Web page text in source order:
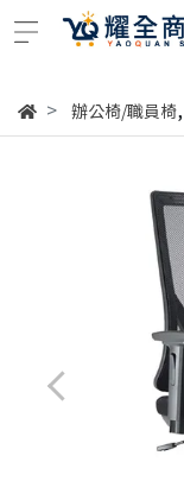
辦公椅/職員椅,